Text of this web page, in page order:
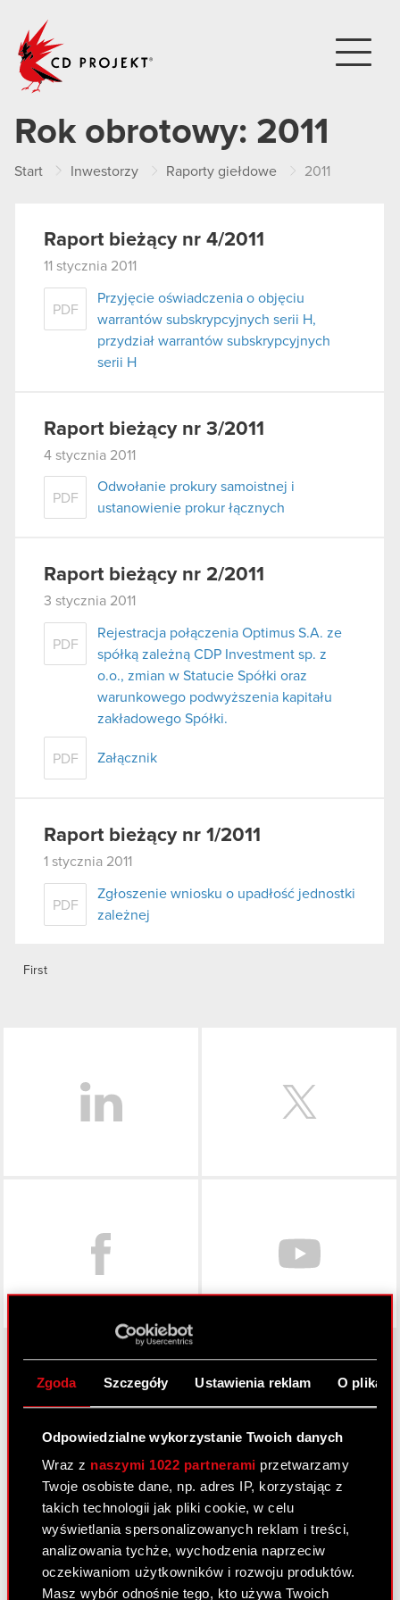
Zgoda Szczegóły Ustawienia reklam O
Odpowiedzialne wykorzystanie Twoich danych
Wraz z naszymi 1022 partnerami przetwarzamy
Twoje osobiste dane, np. adres IP, korzystając z
takich technologii jak pliki cookie, w celu
wyświetlania spersonalizowanych reklam i treści,
analizowania tychże, wychodzenia naprzeciw
oczekiwaniom użytkowników i rozwoju produktów.
Masz wybór odnośnie tego, kto używa Twoich
Rok obrotowy: 2011
Start Inwestorzy Raporty giełdowe 2011
Raport bieżący nr 4/2011
11 stycznia 2011
PDF
Przyjęcie oświadczenia o objęciu
warrantów subskrypcyjnych serii H,
przydział warrantów subskrypcyjnych
serii H
Raport bieżący nr 3/2011
4 stycznia 2011
PDF
Odwołanie prokury samoistnej i
ustanowienie prokur łącznych
Raport bieżący nr 2/2011
3 stycznia 2011
PDF
Rejestracja połączenia Optimus S.A. ze
spółką zależną CDP Investment sp. z
o.o., zmian w Statucie Spółki oraz
warunkowego podwyższenia kapitału
zakładowego Spółki.
PDF Załącznik
Raport bieżący nr 1/2011
1 stycznia 2011
PDF
Zgłoszenie wniosku o upadłość jednostki
zależnej
First
O CD PROJEKT
Grupa Kapitałowa
Nasz biznes
Inwestorzy
Zrównoważony rozwój
Media